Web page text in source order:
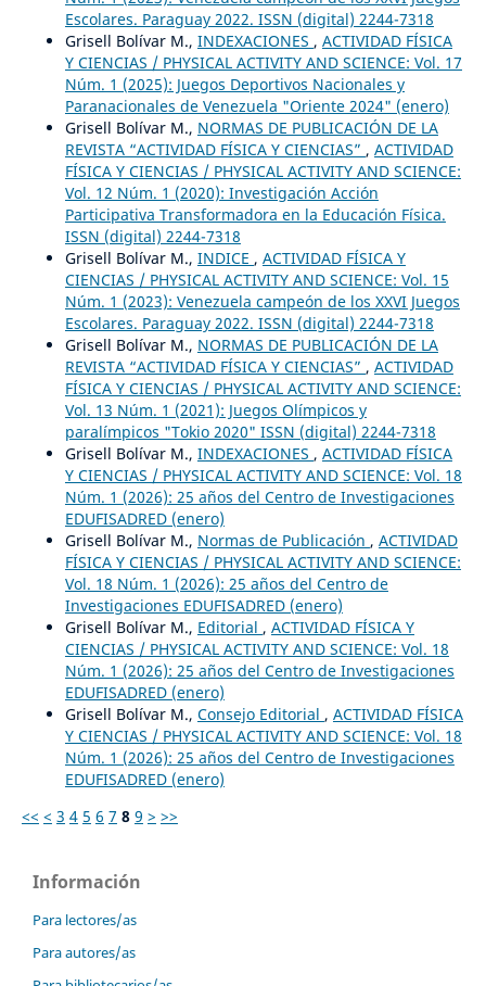
Escolares. Paraguay 2022. ISSN (digital) 2244-7318
Grisell Bolívar M., INDEXACIONES , ACTIVIDAD FÍSICA
Y CIENCIAS / PHYSICAL ACTIVITY AND SCIENCE: Vol. 17
Núm. 1 (2025): Juegos Deportivos Nacionales y
Paranacionales de Venezuela "Oriente 2024" (enero)
Grisell Bolívar M., NORMAS DE PUBLICACIÓN DE LA
REVISTA “ACTIVIDAD FÍSICA Y CIENCIAS” , ACTIVIDAD
FÍSICA Y CIENCIAS / PHYSICAL ACTIVITY AND SCIENCE:
Vol. 12 Núm. 1 (2020): Investigación Acción
Participativa Transformadora en la Educación Física.
ISSN (digital) 2244-7318
Grisell Bolívar M., INDICE , ACTIVIDAD FÍSICA Y
CIENCIAS / PHYSICAL ACTIVITY AND SCIENCE: Vol. 15
Núm. 1 (2023): Venezuela campeón de los XXVI Juegos
Escolares. Paraguay 2022. ISSN (digital) 2244-7318
Grisell Bolívar M., NORMAS DE PUBLICACIÓN DE LA
REVISTA “ACTIVIDAD FÍSICA Y CIENCIAS” , ACTIVIDAD
FÍSICA Y CIENCIAS / PHYSICAL ACTIVITY AND SCIENCE:
Vol. 13 Núm. 1 (2021): Juegos Olímpicos y
paralímpicos "Tokio 2020" ISSN (digital) 2244-7318
Grisell Bolívar M., INDEXACIONES , ACTIVIDAD FÍSICA
Y CIENCIAS / PHYSICAL ACTIVITY AND SCIENCE: Vol. 18
Núm. 1 (2026): 25 años del Centro de Investigaciones
EDUFISADRED (enero)
Grisell Bolívar M., Normas de Publicación , ACTIVIDAD
FÍSICA Y CIENCIAS / PHYSICAL ACTIVITY AND SCIENCE:
Vol. 18 Núm. 1 (2026): 25 años del Centro de
Investigaciones EDUFISADRED (enero)
Grisell Bolívar M., Editorial , ACTIVIDAD FÍSICA Y
CIENCIAS / PHYSICAL ACTIVITY AND SCIENCE: Vol. 18
Núm. 1 (2026): 25 años del Centro de Investigaciones
EDUFISADRED (enero)
Grisell Bolívar M., Consejo Editorial , ACTIVIDAD FÍSICA
Y CIENCIAS / PHYSICAL ACTIVITY AND SCIENCE: Vol. 18
Núm. 1 (2026): 25 años del Centro de Investigaciones
EDUFISADRED (enero)
<< < 3 4 5 6 7 8 9 > >>
Información
Para lectores/as
Para autores/as